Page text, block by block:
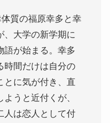
質の福原幸多と幸
、大学の新学期に
語が始まる。幸多
時間だけは自分の
とに気が付き、直
うと近付くが、
人は恋人として付